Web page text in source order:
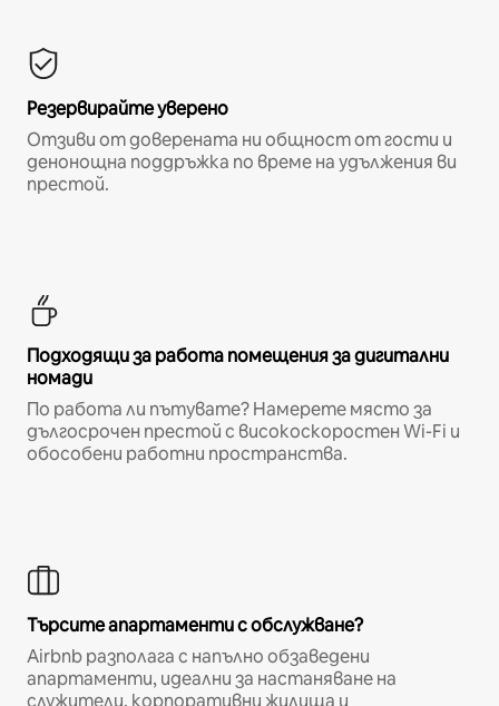
Резервирайте уверено
Отзиви от доверената ни общност от гости и
денонощна поддръжка по време на удължения ви
престой.
Подходящи за работа помещения за дигитални
номади
По работа ли пътувате? Намерете място за
дългосрочен престой с високоскоростен Wi-Fi и
обособени работни пространства.
Търсите апартаменти с обслужване?
Airbnb разполага с напълно обзаведени
апартаменти, идеални за настаняване на
служители, корпоративни жилища и